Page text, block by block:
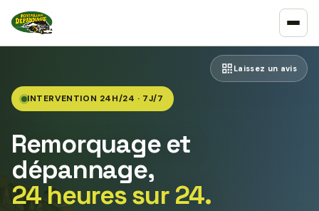
Laissez un avis
INTERVENTION 24H/24 · 7J/7
Remorquage et
dépannage,
24 heures sur 24.